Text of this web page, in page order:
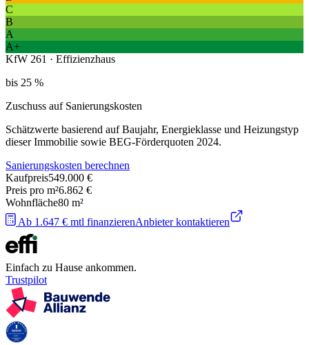
C
B
A
A+
KfW 261 · Effizienzhaus
bis 25 %
Zuschuss auf Sanierungskosten
Schätzwerte basierend auf Baujahr, Energieklasse und Heizungstyp
dieser Immobilie sowie BEG-Förderquoten 2024.
Sanierungskosten berechnen
Kaufpreis549.000 €
Preis pro m²6.862 €
Wohnfläche80 m²
Ab 1.647 € mtl finanzierenAnbieter kontaktieren
Einfach zu Hause ankommen.
Trustpilot